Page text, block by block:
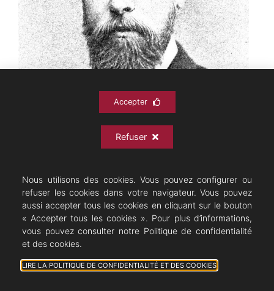
Firmin Bernicat
Le héros de l’histoire, François les Bas Bleus, est, en
positif, ce que Pitou était en négatif. Comme lui il
écrire. Il fait au peuple lecture des gazettes, lit et rédige
Nous utilisons des cookies. Vous pouvez configurer ou
refuser les cookies dans votre navigateur. Vous pouvez
aussi accepter tous les cookies en cliquant sur le bouton
« Accepter tous les cookies ». Pour plus d’informations,
vous pouvez consulter notre Politique de confidentialité
et des cookies.
LIRE LA POLITIQUE DE CONFIDENTIALITÉ ET DES COOKIES
Accepter
Refuser